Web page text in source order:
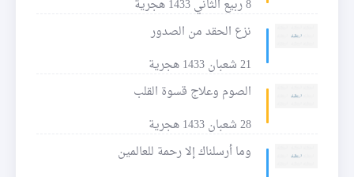
8 ربيع الثاني 1433 هجرية
نزع الحقد من الصدور
21 شعبان 1433 هجرية
الصوم وعلاج قسوة القلب
28 شعبان 1433 هجرية
وما أرسلناك إلا رحمة للعالمين